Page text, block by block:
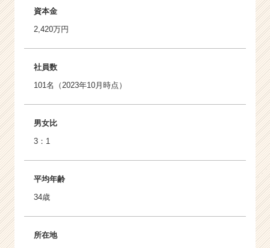
資本金
2,420万円
社員数
101名（2023年10月時点）
男女比
3：1
平均年齢
34歳
所在地